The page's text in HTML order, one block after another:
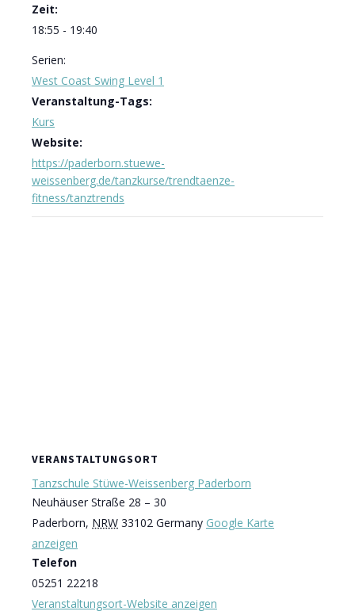
Zeit:
18:55 - 19:40
Serien:
West Coast Swing Level 1
Veranstaltung-Tags:
Kurs
Website:
https://paderborn.stuewe-
weissenberg.de/tanzkurse/trendtaenze-
fitness/tanztrends
VERANSTALTUNGSORT
Tanzschule Stüwe-Weissenberg Paderborn
Neuhäuser Straße 28 – 30
Paderborn, NRW 33102 Germany Google Karte
anzeigen
Telefon
05251 22218
Veranstaltungsort-Website anzeigen